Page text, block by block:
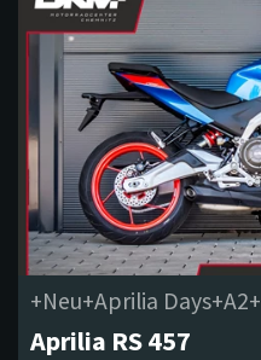
+Neu+Aprilia Days+A2+
Aprilia RS 457